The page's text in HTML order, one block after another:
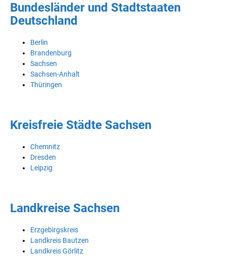
Bundesländer und Stadtstaaten
Deutschland
Berlin
Brandenburg
Sachsen
Sachsen-Anhalt
Thüringen
Kreisfreie Städte Sachsen
Chemnitz
Dresden
Leipzig
Landkreise Sachsen
Erzgebirgskreis
Landkreis Bautzen
Landkreis Görlitz